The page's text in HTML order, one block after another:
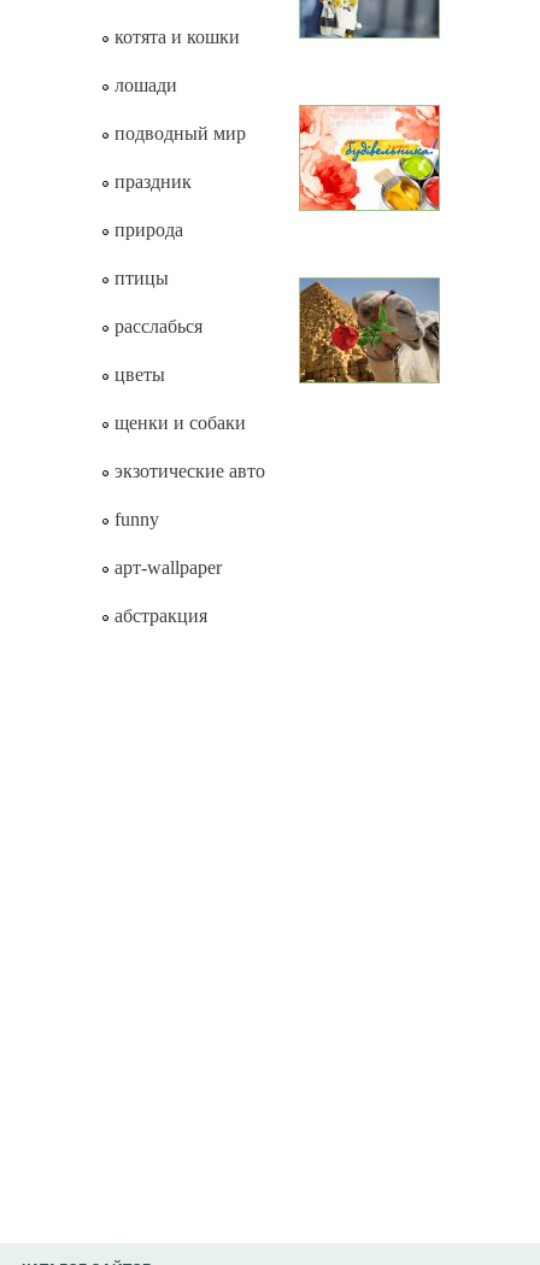
котята и кошки
лошади
подводный мир
праздник
природа
птицы
расслабься
цветы
щенки и собаки
экзотические авто
funny
арт-wallpaper
абстракция